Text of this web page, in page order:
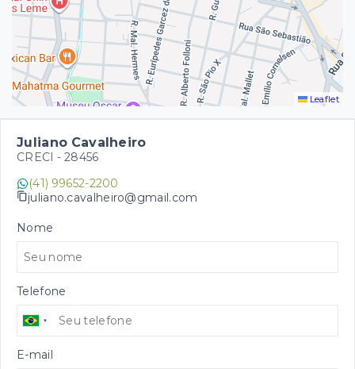
Leaflet
Juliano Cavalheiro
CRECI - 28456
(41) 99652-2200
juliano.cavalheiro@gmail.com
Nome
Telefone
E-mail